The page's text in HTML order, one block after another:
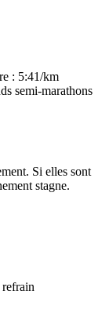
: 5:41/km
semi-marathons
Si elles sont
stagne.
refrain